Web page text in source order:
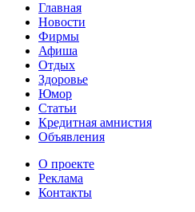
Главная
Новости
Фирмы
Афиша
Отдых
Здоровье
Юмор
Статьи
Кредитная амнистия
Объявления
О проекте
Реклама
Контакты